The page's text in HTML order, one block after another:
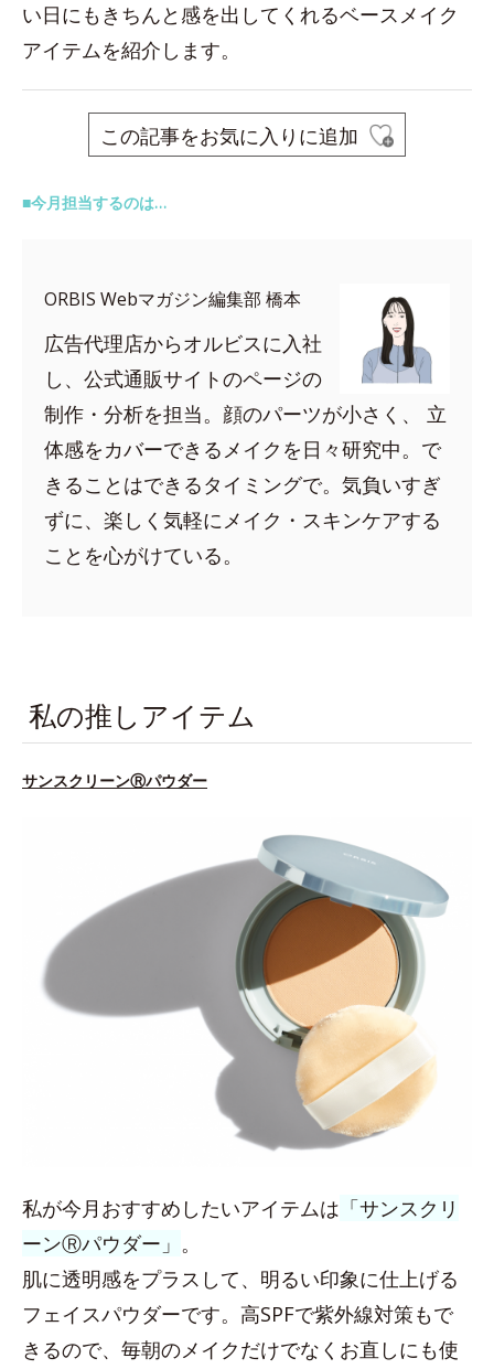
い日にもきちんと感を出してくれるベースメイク
アイテムを紹介します。
この記事をお気に入りに追加
■今月担当するのは…
ORBIS Webマガジン編集部 橋本
広告代理店からオルビスに入社
し、公式通販サイトのページの
制作・分析を担当。顔のパーツが小さく、 立
体感をカバーできるメイクを日々研究中。で
きることはできるタイミングで。気負いすぎ
ずに、楽しく気軽にメイク・スキンケアする
ことを心がけている。
私の推しアイテム
サンスクリーンⓇパウダー
私が今月おすすめしたいアイテムは 「サンスクリ
ーンⓇパウダー」 。
肌に透明感をプラスして、明るい印象に仕上げる
フェイスパウダーです。高SPFで紫外線対策もで
きるので、毎朝のメイクだけでなくお直しにも使